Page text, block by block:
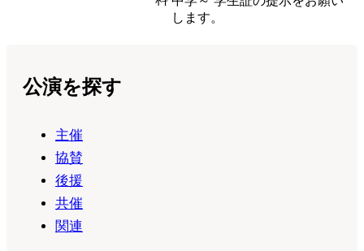
します。
公演を探す
主催
協賛
後援
共催
関連